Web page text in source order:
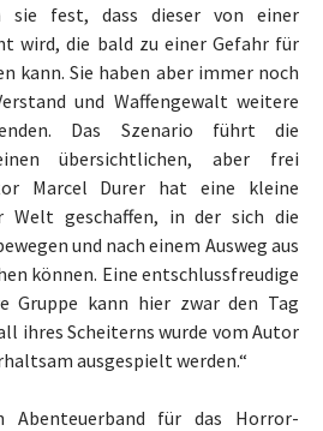
sie fest, dass dieser von einer
wird, die bald zu einer Gefahr für
kann. Sie haben aber immer noch
und Waffengewalt weitere
Das Szenario führt die
übersichtlichen, aber frei
Marcel Durer hat eine kleine
Welt geschaffen, in der sich die
und nach einem Ausweg aus
können. Eine entschlussfreudige
Gruppe kann hier zwar den Tag
ihres Scheiterns wurde vom Autor
ausgespielt werden.“
Abenteuerband für das Horror-